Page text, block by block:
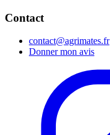
Contact
contact@agrimates.fr
Donner mon avis